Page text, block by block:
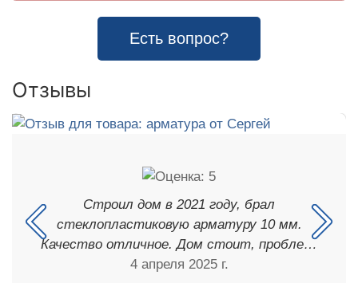
Есть вопрос?
Отзывы
Строил дом в 2021 году, брал
стеклопластиковую арматуру 10 мм.
Качество отличное. Дом стоит, пробле…
4 апреля 2025 г.